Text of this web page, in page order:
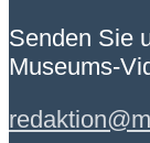
Senden Sie
Museums-